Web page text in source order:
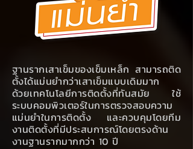
ฐานรากเสาเข็มของเข็มเหล็ก สามารถติด
ตั้งได้แม่นยำกว่าเสาเข็มแบบเดิมมาก
ด้วยเทคโนโลยีการติดตั้งที่ทันสมัย ใช้
ระบบคอมพิวเตอร์ในการตรวจสอบความ
แม่นยำในการติดตั้ง และควบคุมโดยทีม
งานติดตั้งที่มีประสบการณ์โดยตรงด้าน
งานฐานรากมากกว่า 10 ปี